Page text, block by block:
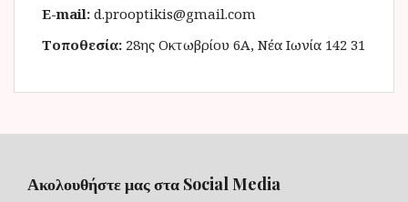
E-mail: d.prooptikis@gmail.com
Τοποθεσία: 28ης Οκτωβρίου 6Α, Νέα Ιωνία 142 31
Ακολουθήστε μας στα Social Media